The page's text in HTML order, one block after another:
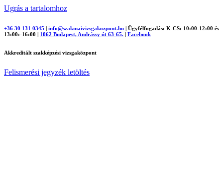
Ugrás a tartalomhoz
+36 30 131 0345 | info@szakmaivizsgakozpont.hu | Ügyfélfogadás: K-CS: 10:00-12:00 és
13:00:-16:00 | 1062 Budapest, Andrássy út 63-65. | Facebook
Akkreditált szakképzési vizsgaközpont
Felismerési jegyzék letöltés